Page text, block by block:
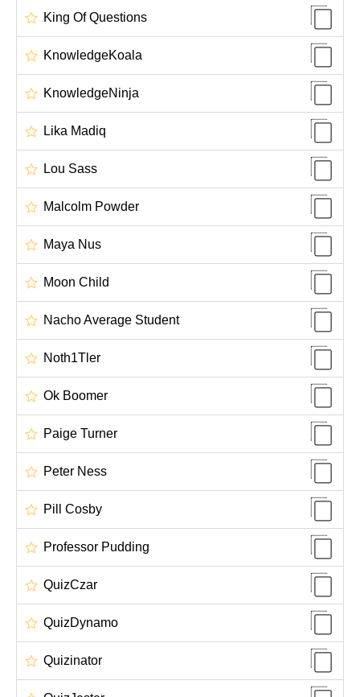
King Of Questions
KnowledgeKoala
KnowledgeNinja
Lika Madiq
Lou Sass
Malcolm Powder
Maya Nus
Moon Child
Nacho Average Student
Noth1Tler
Ok Boomer
Paige Turner
Peter Ness
Pill Cosby
Professor Pudding
QuizCzar
QuizDynamo
Quizinator